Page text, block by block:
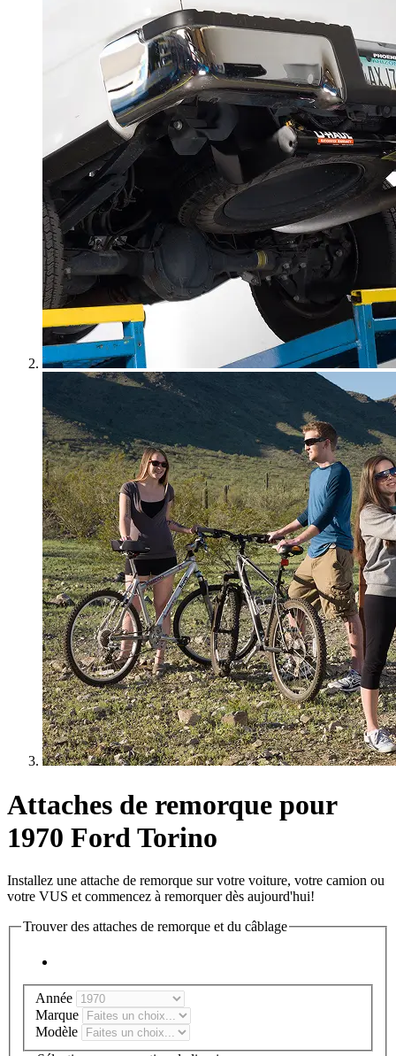
Attaches de remorque pour
1970 Ford Torino
Installez une attache de remorque sur votre voiture, votre camion ou
votre VUS et commencez à remorquer dès aujourd'hui!
Trouver des attaches de remorque et du câblage
Année
Marque
Modèle